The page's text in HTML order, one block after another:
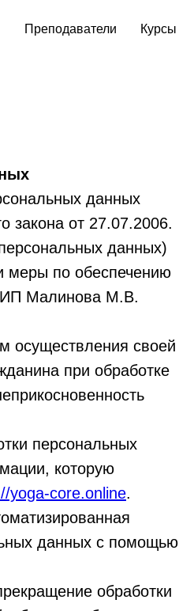
Преподаватели Курсы
данных
закона от 27.07.2006.
данных)
меры по обеспечению
ИП Малинова М.В.
осуществления своей
при обработке
персональных
которую
yoga-core.online.
данных с помощью
обработки